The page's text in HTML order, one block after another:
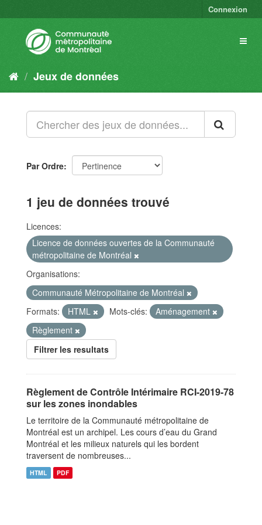
Connexion
Jeux de données
Par Ordre
1 jeu de données trouvé
Licences:
Licence de données ouvertes de la Communauté
métropolitaine de Montréal
Organisations:
Communauté Métropolitaine de Montréal
Formats:
HTML Mots-clés:
Aménagement
Règlement
Filtrer les resultats
Règlement de Contrôle Intérimaire RCI-2019-78
sur les zones inondables
Le territoire de la Communauté métropolitaine de
Montréal est un archipel. Les cours d’eau du Grand
Montréal et les milieux naturels qui les bordent
traversent de nombreuses...
HTML PDF